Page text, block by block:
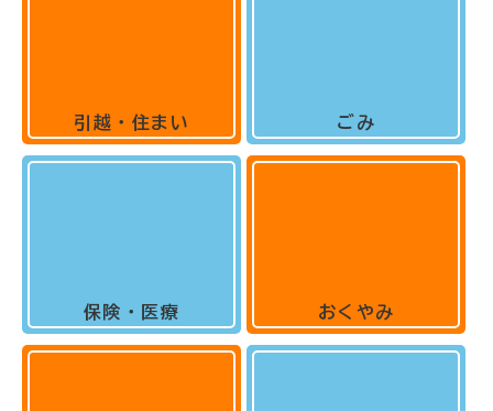
引越・住まい
保険・医療
ごみ
おくやみ